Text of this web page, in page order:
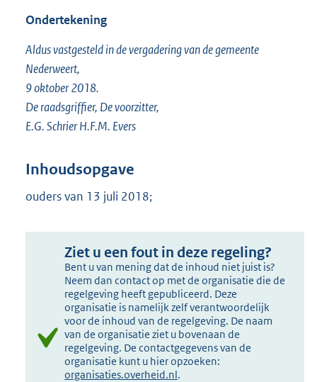
Ondertekening
Aldus vastgesteld in de vergadering van de gemeente
Nederweert,
9 oktober 2018.
De raadsgriffier, De voorzitter,
E.G. Schrier H.F.M. Evers
Inhoudsopgave
ouders van 13 juli 2018;
Ziet u een fout in deze regeling?
Bent u van mening dat de inhoud niet juist is?
Neem dan contact op met de organisatie die de
regelgeving heeft gepubliceerd. Deze
organisatie is namelijk zelf verantwoordelijk
voor de inhoud van de regelgeving. De naam
van de organisatie ziet u bovenaan de
regelgeving. De contactgegevens van de
organisatie kunt u hier opzoeken:
organisaties.overheid.nl.